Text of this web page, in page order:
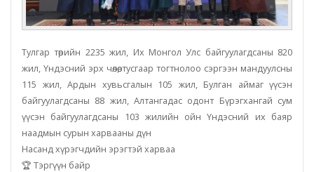
Тулгар төрийн 2235 жил, Их Монгол Улс байгуулагдсаны 820
жил, Үндэсний эрх чөлөө, тусгаар тогтнолоо сэргээн мандуулсны
115 жил, Ардын хувьсгалын 105 жил, Булган аймаг үүсэн
байгуулагдсаны 88 жил, Алтангадас одонт Бүрэгхангай сум
үүсэн байгуулагдсаны 103 жилийн ойн Үндэсний их баяр
наадмын сурын харвааны дүн
Насанд хүрэгчдийн эрэгтэй харваа
🏆 Тэргүүн байр